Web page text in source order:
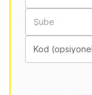
Şube
Kod